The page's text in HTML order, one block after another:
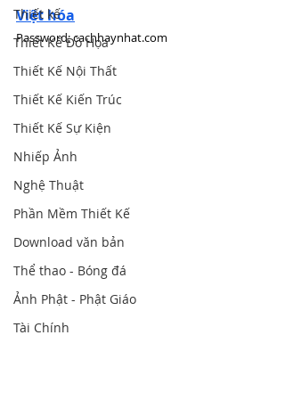
Thiết kế
Thiết Kế Đồ Họa
Thiết Kế Nội Thất
Thiết Kế Kiến Trúc
Thiết Kế Sự Kiện
Nhiếp Ảnh
Nghệ Thuật
Phần Mềm Thiết Kế
Download văn bản
Thể thao - Bóng đá
Ảnh Phật - Phật Giáo
Tài Chính
Việt hóa
Password: cachhaynhat.com